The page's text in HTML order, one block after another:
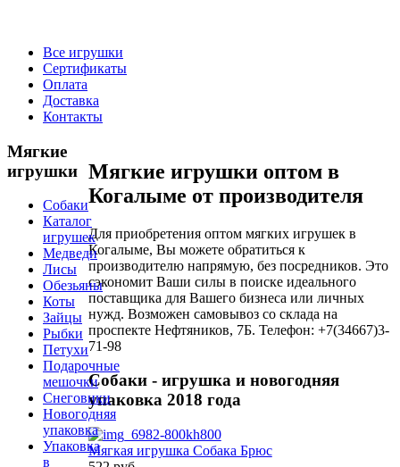
Все игрушки
Сертификаты
Оплата
Доставка
Контакты
Мягкие игрушки оптом в
Когалыме от производителя
Для приобретения оптом мягких игрушек в
Когалыме, Вы можете обратиться к
производителю напрямую, без посредников. Это
сэкономит Ваши силы в поиске идеального
поставщика для Вашего бизнеса или личных
нужд. Возможен самовывоз со склада на
проспекте Нефтяников, 7Б. Телефон: +7(34667)3-
71-98
Собаки- игрушка и новогодняя
упаковка 2018 года
Мягкая игрушка Собака Брюс
Мягкие
игрушки
Собаки
Каталог
игрушек
Медведи
Лисы
Обезьяны
Коты
Зайцы
Рыбки
Петухи
Подарочные
мешочки
Снеговики
Новогодняя
упаковка
Упаковка
в